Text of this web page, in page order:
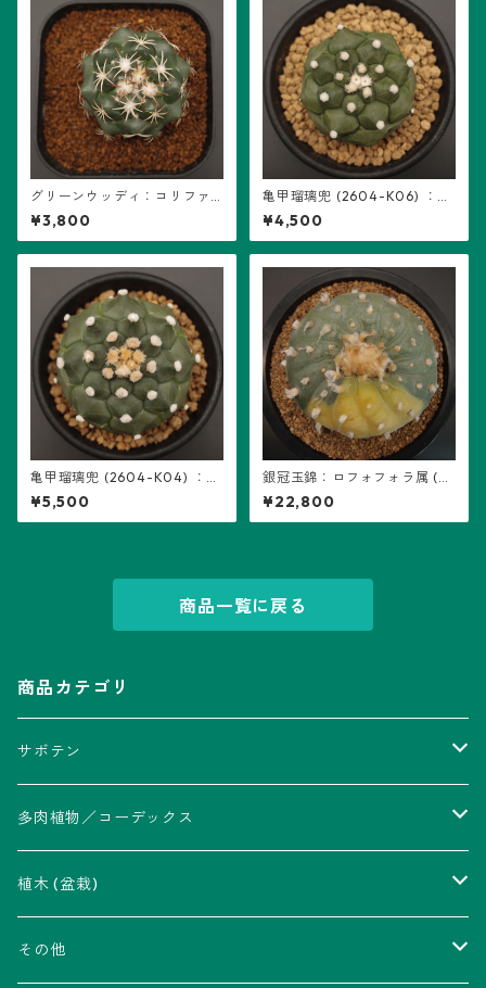
グリーンウッディ：コリファ
ンタ属 (B12)
¥3,800
亀甲瑠璃兜 (2604-K06) ：ア
ストロフィツム属 ※実生
¥4,500
亀甲瑠璃兜 (2604-K04) ：ア
ストロフィツム属 ※実生
¥5,500
銀冠玉錦：ロフォフォラ属 (B
04) ※扁平、多稜
¥22,800
商品一覧に戻る
商品カテゴリ
サボテン
アストロフィツム属
瑠璃兜錦、兜丸錦
V-type兜
アリオカルプス属
ウィギンシア属
多肉植物／コーデックス
アカベ属
アロエ属
植木 (盆栽)
ムクロジ科：カエデ属
その他